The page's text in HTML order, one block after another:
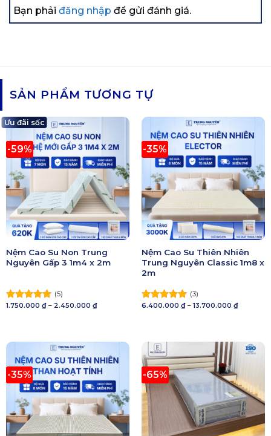
Bạn phải đăng nhập để gửi đánh giá.
SẢN PHẨM TƯƠNG TỰ
-59%
Ưu đãi sốc
Nệm Cao Su Non Trung
Nguyên Gấp 3 1m4 x 2m
Được xếp
(5)
1.750.000 ₫ – 2.450.000 ₫Khoảng
giá:
-35%
Nệm Cao Su Thiên Nhiên
Trung Nguyên Classic 1m8 x
2m
Được xếp
(3)
6.400.000 ₫ – 13.700.000 ₫Khoảng
giá:
-35% -65%